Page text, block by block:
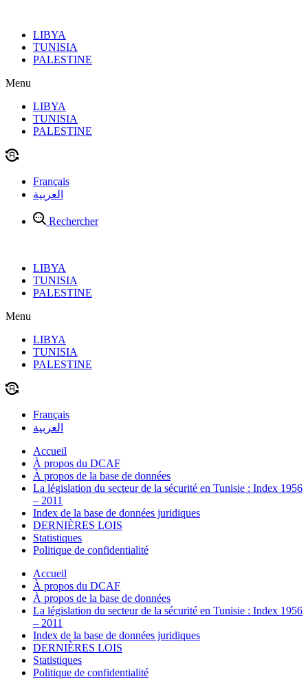
contenuLIBYA
TUNISIA
PALESTINE
Menu
LIBYA
TUNISIA
PALESTINE
Français
العربية
Rechercher
LIBYA
TUNISIA
PALESTINE
Menu
LIBYA
TUNISIA
PALESTINE
Français
العربية
Accueil
À propos du DCAF
À propos de la base de données
La législation du secteur de la sécurité en Tunisie : Index 1956
– 2011
Index de la base de données juridiques
DERNIÈRES LOIS
Statistiques
Politique de confidentialité
Accueil
À propos du DCAF
À propos de la base de données
La législation du secteur de la sécurité en Tunisie : Index 1956
– 2011
Index de la base de données juridiques
DERNIÈRES LOIS
Statistiques
Politique de confidentialité